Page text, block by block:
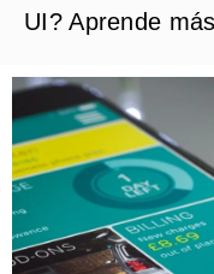
UI? Aprende